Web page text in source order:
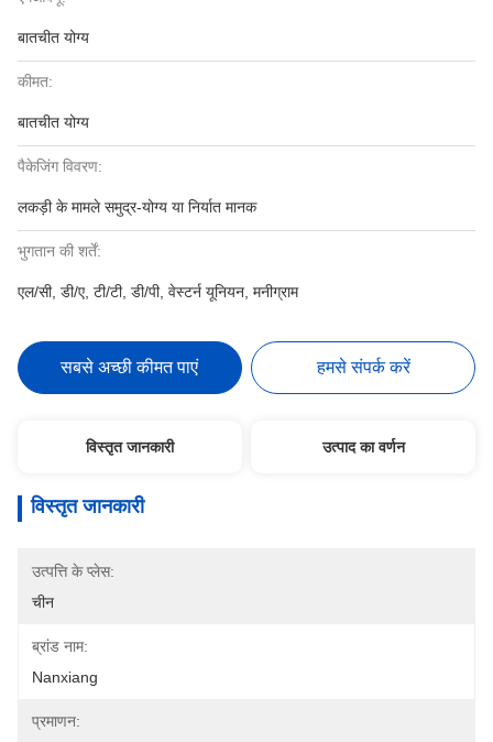
बातचीत योग्य
कीमत:
बातचीत योग्य
पैकेजिंग विवरण:
लकड़ी के मामले समुद्र-योग्य या निर्यात मानक
भुगतान की शर्तें:
एल/सी, डी/ए, टी/टी, डी/पी, वेस्टर्न यूनियन, मनीग्राम
सबसे अच्छी कीमत पाएं हमसे संपर्क करें
विस्तृत जानकारी उत्पाद का वर्णन
विस्तृत जानकारी
उत्पत्ति के प्लेस:
चीन
ब्रांड नाम:
Nanxiang
प्रमाणन: